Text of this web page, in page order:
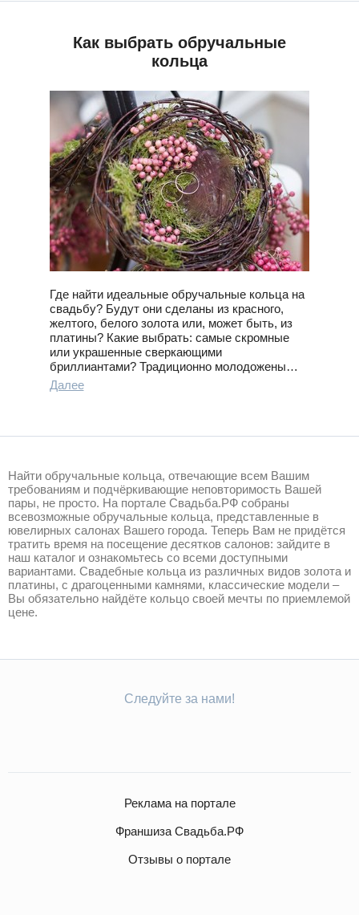
Как выбрать обручальные
кольца
Где найти идеальные обручальные кольца на
свадьбу? Будут они сделаны из красного,
желтого, белого золота или, может быть, из
платины? Какие выбрать: самые скромные
или украшенные сверкающими
бриллиантами? Традиционно молодожены…
Далее
Найти обручальные кольца, отвечающие всем Вашим
требованиям и подчёркивающие неповторимость Вашей
пары, не просто. На портале Свадьба.РФ собраны
всевозможные обручальные кольца, представленные в
ювелирных салонах Вашего города. Теперь Вам не придётся
тратить время на посещение десятков салонов: зайдите в
наш каталог и ознакомьтесь со всеми доступными
вариантами. Свадебные кольца из различных видов золота и
платины, с драгоценными камнями, классические модели –
Вы обязательно найдёте кольцо своей мечты по приемлемой
цене.
Следуйте за нами!
Реклама на портале
Франшиза Свадьба.РФ
Отзывы о портале